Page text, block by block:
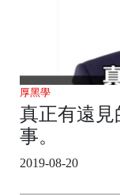
厚黑學
真正有遠
事。
2019-08-20